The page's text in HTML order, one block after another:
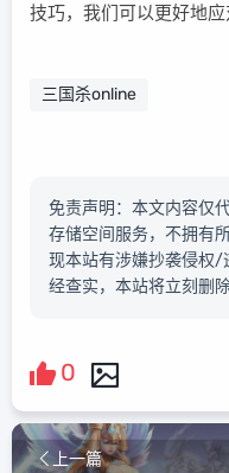
技巧，我们可以更好地应
三国杀online
免责声明：本文内容仅
存储空间服务，不拥有
现本站有涉嫌抄袭侵权/
经查实，本站将立刻删除
0
上一篇